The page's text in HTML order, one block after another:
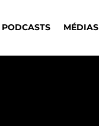
PODCASTS MÉDIAS